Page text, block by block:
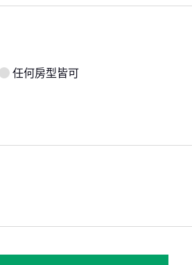
任何房型皆可